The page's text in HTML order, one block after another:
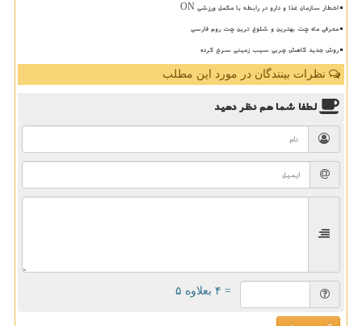
اخطار سازمان غذا و دارو در رابطه با مکمل ورزشی ON
معرفی ماه چت بهترین و شلوغ ترین چت روم فارسی
روش جدید کاهش چربی سیب زمینی سرخ کرده
نظرات بینندگان در مورد این مطلب
لطفا شما همنظر دهید
= ۴ بعلاوه ۵